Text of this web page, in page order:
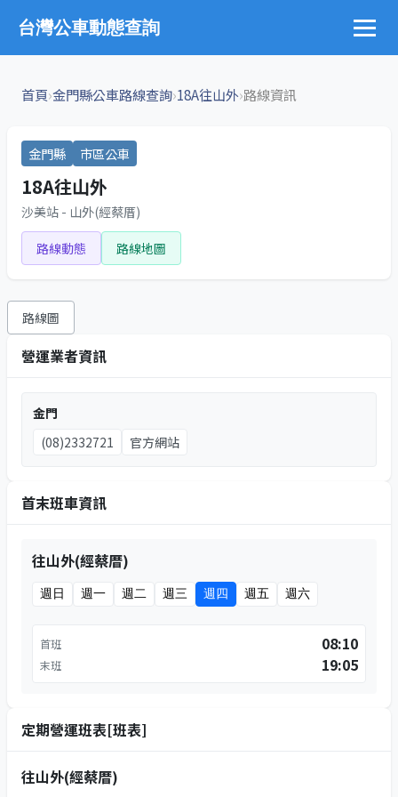
台灣公車動態查詢
首頁›金門縣公車路線查詢›18A往山外›路線資訊
金門縣 市區公車
18A往山外
沙美站 - 山外(經蔡厝)
路線動態 路線地圖
路線圖
營運業者資訊
金門
(08)2332721
官方網站
首末班車資訊
往山外(經蔡厝)
週日 週一 週二 週三 週四 週五 週六
首班 08:10
末班 19:05
定期營運班表[班表]
往山外(經蔡厝)